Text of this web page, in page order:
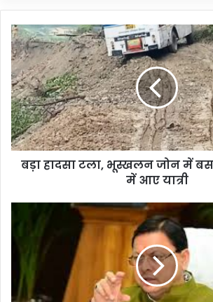
बड़ा हादसा टला, भूस्खलन जोन में
में आए यात्री